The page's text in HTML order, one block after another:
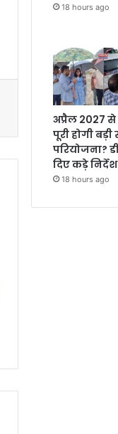
18 hours ago
अप्रैल 2027
पूरी होगी
परियोजना?
दिए कड़े निर्देश
18 hours ago